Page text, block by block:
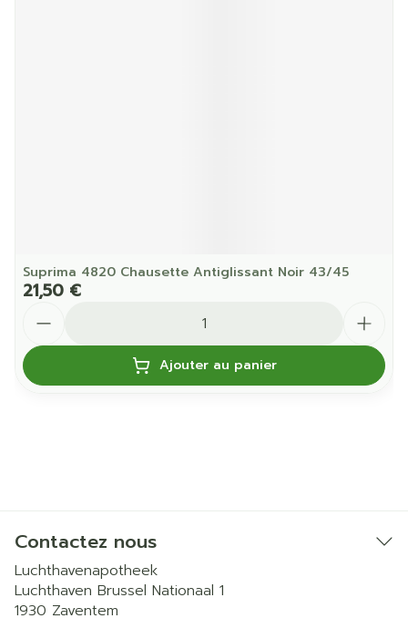
Suprima 4820 Chausette Antiglissant Noir 43/45
21,50 €
Ajouter au panier
Contactez nous
Luchthavenapotheek
Luchthaven Brussel Nationaal 1
1930 Zaventem